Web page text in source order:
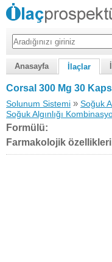
Anasayfa İlaçlar
Corsal 300 Mg 30
Solunum Sistemi » Soğuk
Soğuk Algınlığı
Formülü:
Farmakolojik